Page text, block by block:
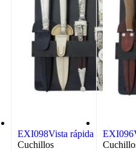
EXI098Vista rápida
Cuchillos
EXI096